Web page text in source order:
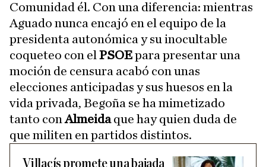
Comunidad él. Con una diferencia: mientras
Aguado nunca encajó en el equipo de la
presidenta autonómica y su inocultable
coqueteo con el PSOEpara presentar una
moción de censura acabó con unas
elecciones anticipadas y sus huesos en la
vida privada, Begoña se ha mimetizado
tanto conAlmeidaque hay quien duda de
que militen en partidos distintos.
Villacís promete una bajada